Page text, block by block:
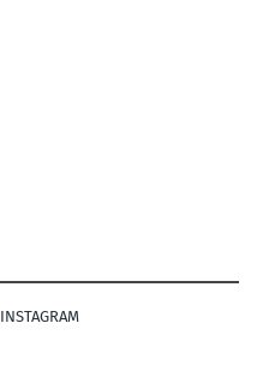
INSTAGRAM